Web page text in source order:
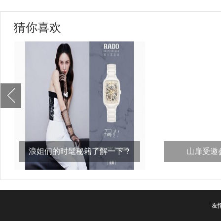
猜你喜欢
浪姐们的时髦秘籍了解一下？ 山扉受邀
友